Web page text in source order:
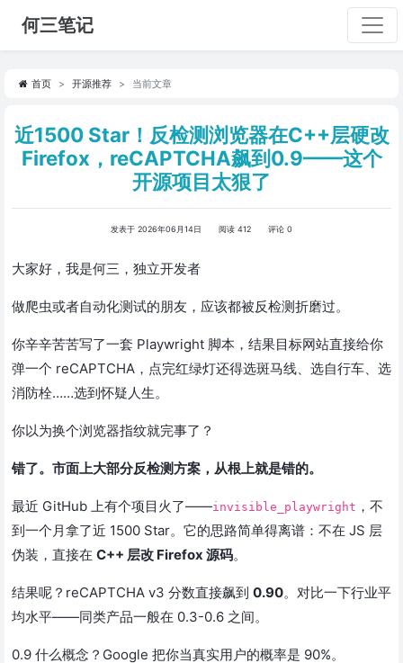
何三笔记
首页 开源推荐 当前文章
近1500 Star！反检测浏览器在C++层硬改
Firefox，reCAPTCHA飙到0.9——这个
开源项目太狠了
发表于 2026年06月14日 阅读 412 评论 0
大家好，我是何三，独立开发者
做爬虫或者自动化测试的朋友，应该都被反检测折磨过。
你辛辛苦苦写了一套 Playwright 脚本，结果目标网站直接给你
弹一个 reCAPTCHA，点完红绿灯还得选斑马线、选自行车、选
消防栓……选到怀疑人生。
你以为换个浏览器指纹就完事了？
错了。市面上大部分反检测方案，从根上就是错的。
最近 GitHub 上有个项目火了——invisible_playwright ，不
到一个月拿了近 1500 Star。它的思路简单得离谱：不在 JS 层
伪装，直接在 C++ 层改 Firefox 源码。
结果呢？reCAPTCHA v3 分数直接飙到 0.90。对比一下行业平
均水平——同类产品一般在 0.3-0.6 之间。
0.9 什么概念？Google 把你当真实用户的概率是 90%。